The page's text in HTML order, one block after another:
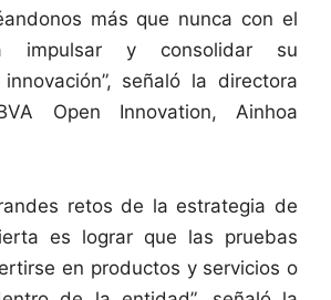
más que nunca con el
impulsar y consolidar su
señaló la directora
Open Innovation, Ainhoa
retos de la estrategia de
es lograr que las pruebas
en productos y servicios o